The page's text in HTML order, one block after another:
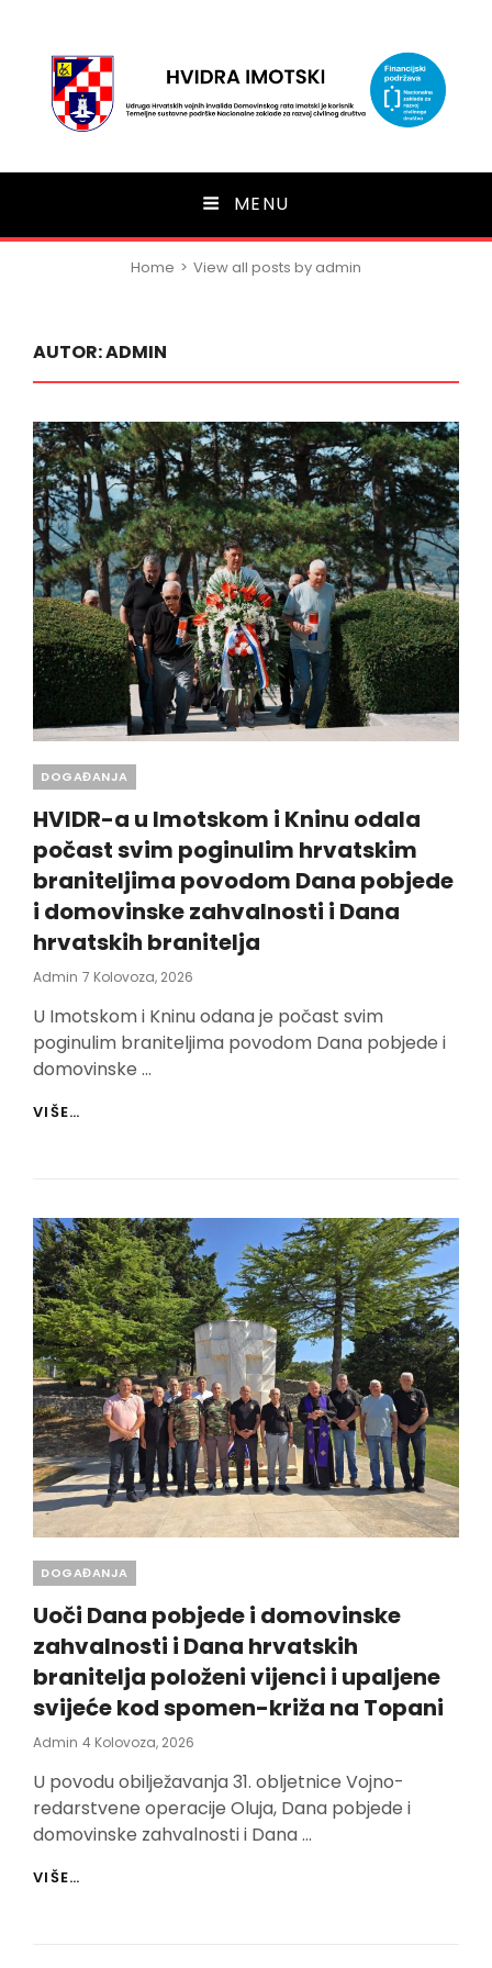
HVIDRA Imotski
MENU
Home > View all posts by admin
AUTOR:ADMIN
Categories
DOGAĐANJA
HVIDR-a u Imotskom i Kninu odala
počast svim poginulim hrvatskim
braniteljima povodom Dana pobjede
i domovinske zahvalnosti i Dana
hrvatskih branitelja
Admin Posted
7 Kolovoza, 2026
U Imotskom i Kninu odana je počast svim
poginulim braniteljima povodom Dana pobjede i
domovinske …
VIŠE…
ODALA
POČAST
SVIM
POGINULIM
HRVATSKIM
BRANITELJIMA
POVODOM
DANA
POBJEDE
I
DOMOVINSKE
ZAHVALNOSTI
I
DANA
HRVATSKIH
Categories
DOGAĐANJA
Uoči Dana pobjede i domovinske
zahvalnosti i Dana hrvatskih
branitelja položeni vijenci i upaljene
svijeće kod spomen-križa na Topani
Admin Posted
4 Kolovoza, 2026
U povodu obilježavanja 31. obljetnice Vojno-
redarstvene operacije Oluja, Dana pobjede i
domovinske zahvalnosti i Dana …
VIŠE…